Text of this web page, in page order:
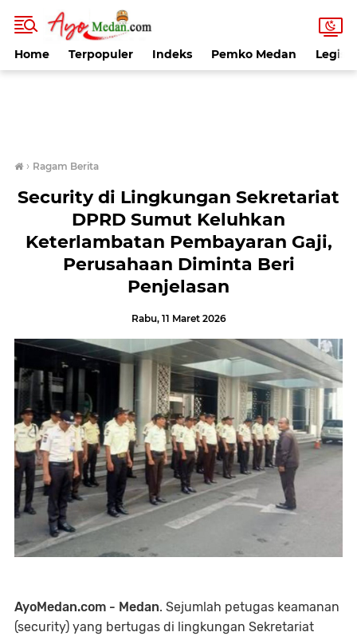
Home Terpopuler Indeks Pemko Medan
› Ragam Berita
Security di Lingkungan Sekretariat
DPRD Sumut Keluhkan
Keterlambatan Pembayaran Gaji,
Perusahaan Diminta Beri
Penjelasan
Rabu, 11 Maret 2026
AyoMedan.com - Medan. Sejumlah petugas keamanan
(security) yang bertugas di lingkungan Sekretariat